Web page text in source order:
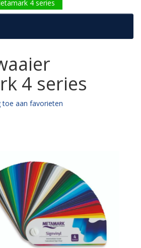
4 series
4 series
toe aan favorieten